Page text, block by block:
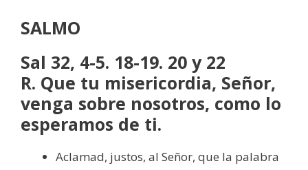
SALMO
Sal 32, 4-5. 18-19. 20 y 22
R. Que tu misericordia, Señor,
venga sobre nosotros, como lo
esperamos de ti.
Aclamad, justos, al Señor, que la palabra